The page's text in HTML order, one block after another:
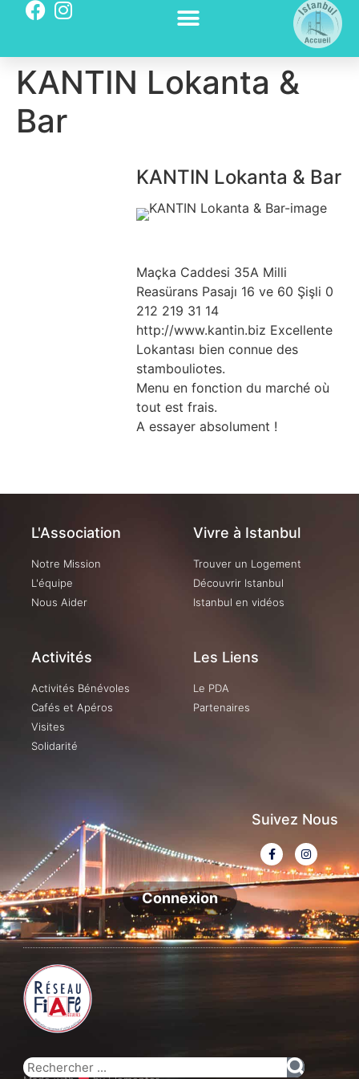
KANTIN Lokanta &
Bar
KANTIN Lokanta & Bar
Maçka Caddesi 35A Milli
Reasürans Pasajı 16 ve 60 Şişli 0
212 219 31 14
http://www.kantin.biz Excellente
Lokantası bien connue des
stambouliotes.
Menu en fonction du marché où
tout est frais.
A essayer absolument !
L'Association
Notre Mission
L'équipe
Nous Aider
Vivre à Istanbul
Trouver un Logement
Découvrir Istanbul
Istanbul en vidéos
Activités
Activités Bénévoles
Cafés et Apéros
Visites
Solidarité
Les Liens
Le PDA
Partenaires
Suivez Nous
Connexion
© Istanbul Accueil 2020